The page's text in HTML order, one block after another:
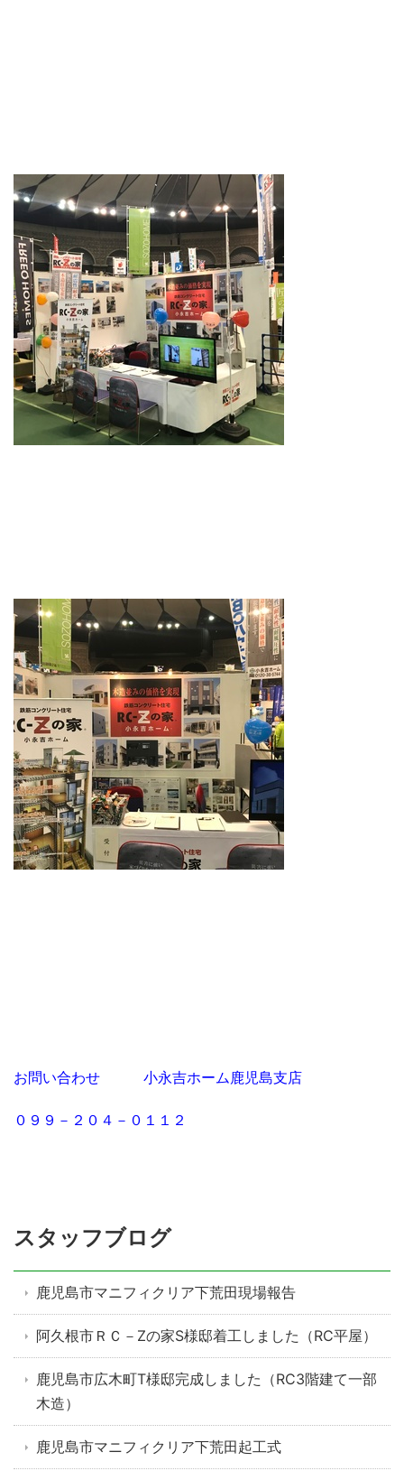
お問い合わせ 小永吉ホーム鹿児島支店
０９９－２０４－０１１２
スタッフブログ
鹿児島市マニフィクリア下荒田現場報告
阿久根市ＲＣ－Zの家S様邸着工しました（RC平屋）
鹿児島市広木町T様邸完成しました（RC3階建て一部
木造）
鹿児島市マニフィクリア下荒田起工式